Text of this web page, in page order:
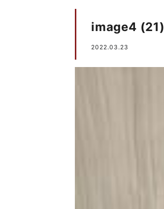
image4 (21)
2022.03.23